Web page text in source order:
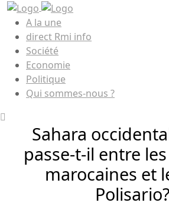
A la une
direct Rmi info
Société
Economie
Politique
Qui sommes-nous ?
Sahara
passe-t-il entre
marocaines et
Polisario?